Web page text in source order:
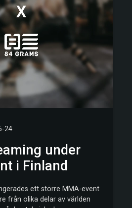
24
under
i Finland
ett större MMA-event
från olika delar av världen